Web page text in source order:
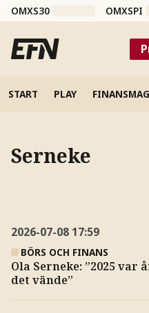
OMXS30 OMXSPI
START PLAY
Serneke
2026-07-08 17:59
BÖRS OCH FINANS
Ola Serneke: ”2025 var
det vände”